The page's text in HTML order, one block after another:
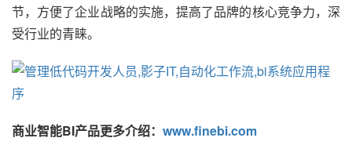
节，方便了企业战略的实施，提高了品牌的核心竞争力，深
受行业的青睐。
商业智能BI产品更多介绍： www.finebi.com